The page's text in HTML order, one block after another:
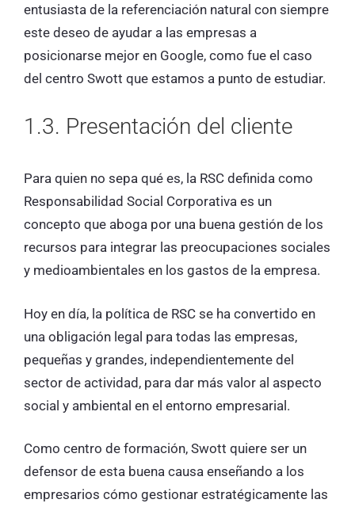
entusiasta de la referenciación natural con siempre
este deseo de ayudar a las empresas a
posicionarse mejor en Google, como fue el caso
del centro Swott que estamos a punto de estudiar.
1.3. Presentación del cliente
Para quien no sepa qué es, la RSC definida como
Responsabilidad Social Corporativa es un
concepto que aboga por una buena gestión de los
recursos para integrar las preocupaciones sociales
y medioambientales en los gastos de la empresa.
Hoy en día, la política de RSC se ha convertido en
una obligación legal para todas las empresas,
pequeñas y grandes, independientemente del
sector de actividad, para dar más valor al aspecto
social y ambiental en el entorno empresarial.
Como centro de formación, Swott quiere ser un
defensor de esta buena causa enseñando a los
empresarios cómo gestionar estratégicamente las